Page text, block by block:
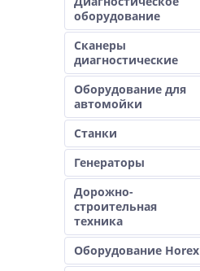
оборудование
Сканеры
диагностические
Оборудование для
автомойки
Станки
Генераторы
Дорожно-
строительная
техника
Оборудование Horex